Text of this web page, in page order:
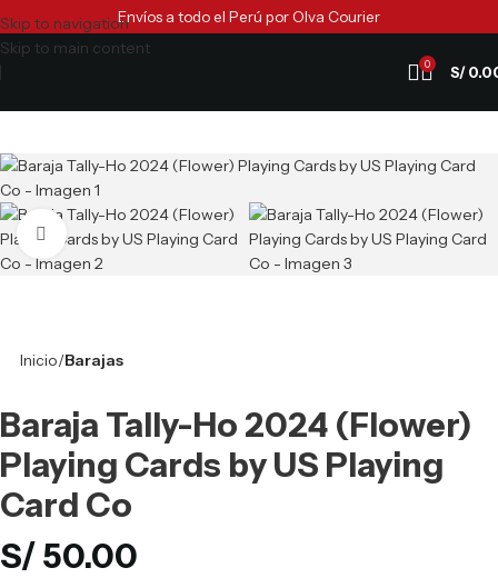
Skip to navigation
Skip to main content
Envíos a todo el Perú por Olva Courier
0 S/
Clic para ampliar
Inicio Barajas
Baraja Tally-Ho 2024 (Flower)
Playing Cards by US Playing
Card Co
S/50.00